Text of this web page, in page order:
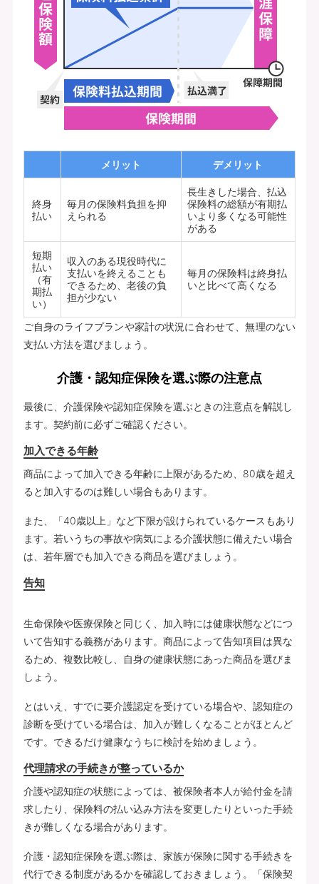
メリット デメリット
終身
払い
毎月の保険料負担を抑
えられる
長生きした場合、払込
保険料の総額が有期払
いより多くなる可能性
がある
短期
払い
（有
期払
い）
収入のある現役時代に
支払いを終えることも
できるため、老後の負
担が少ない
毎月の保険料は終身払
いと比べて高くなる
ご自身のライフプランや家計の状況に合わせて、無理のない
支払い方法を選びましょう。
介護・認知症保険を選ぶ際の注意点
最後に、介護保険や認知症保険を選ぶときの注意点を解説し
ます。契約前に必ずご確認ください。
加入できる年齢
商品によって加入できる年齢に上限があるため、80歳を超え
ると加入するのは難しい場合もあります。
また、「40歳以上」など下限が設けられているケースもあり
ます。若いうちの事故や病気による介護状態に備えたい場合
は、若年層でも加入できる商品を選びましょう。
告知
生命保険や医療保険と同じく、加入時には健康状態などにつ
いて告知する義務があります。商品によって告知項目は異な
るため、複数比較し、自身の健康状態にあった商品を選びま
しょう。
とはいえ、すでに要介護認定を受けている場合や、認知症の
診断を受けている場合は、加入が難しくなることがほとんど
です。できるだけ健康なうちに検討を始めましょう。
代理請求の手続きが整っているか
介護や認知症の状態によっては、被保険者本人が給付金を請
求したり、保険料の払い込み方法を変更したりといった手続
きが難しくなる場合があります。
介護・認知症保険を選ぶ際は、家族が保険に関する手続きを
代行できる制度があるかを確認しておきましょう。「保険契